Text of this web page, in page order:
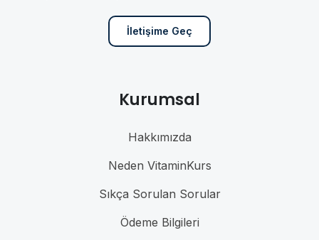
İletişime Geç
Kurumsal
Hakkımızda
Neden VitaminKurs
Sıkça Sorulan Sorular
Ödeme Bilgileri